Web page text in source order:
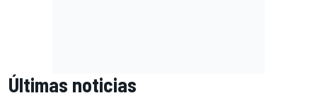
Últimas noticias